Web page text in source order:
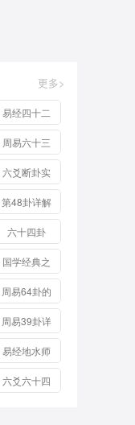
更多>
易经四十二
卦详解
周易六十三
卦既济卦是
好卦吗 水火
既济是吉还
是凶
六爻断卦实
例详解视频
第48卦详解
六十四卦
说：坤卦六
爻分别是什
么？
国学经典之
周易第四十
七讲困卦：
困，君子以
致命遂志
周易64卦的
详解
周易39卦详
解
易经地水师
卦详解
六爻六十四